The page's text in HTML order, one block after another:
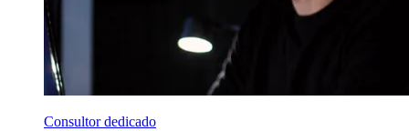
Consultor dedicado